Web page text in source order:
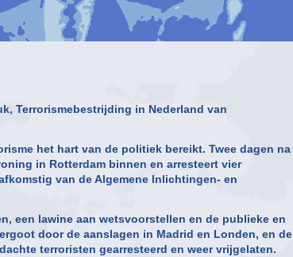
Terrorismebestrijding in Nederland van
het hart van de politiek bereikt. Twee dagen na
in Rotterdam binnen en arresteert vier
van de Algemene Inlichtingen- en
een lawine aan wetsvoorstellen en de publieke en
door de aanslagen in Madrid en Londen, en de
terroristen gearresteerd en weer vrijgelaten.